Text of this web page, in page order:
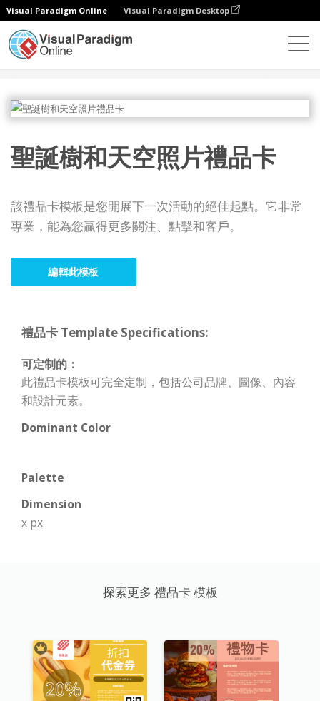
Visual Paradigm Online Visual Paradigm Desktop
聖誕樹和天空照片禮品卡
該禮品卡模板是您開展下一次活動的絕佳起點。它非常
專業，能為您贏得更多關注、點擊和客戶。
編輯此模板
禮品卡 Template Specifications:
可定制的：
此禮品卡模板可完全定制，包括公司品牌、圖像、內容
和設計元素。
Dominant Color
Palette
Dimension
x px
探索更多 禮品卡 模板